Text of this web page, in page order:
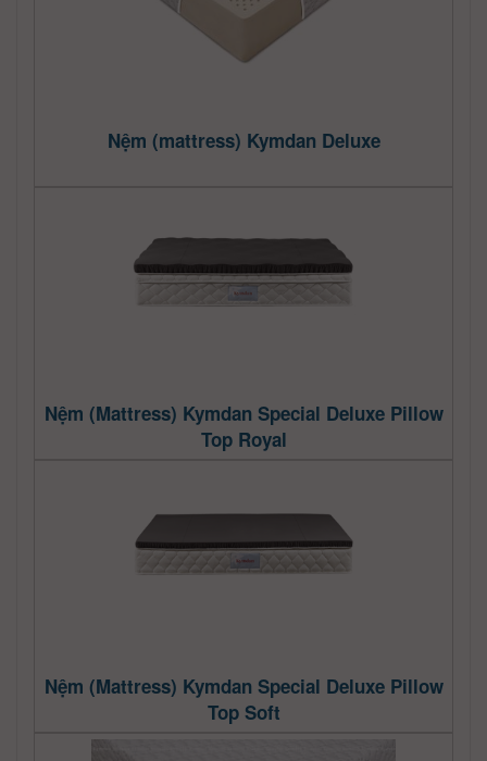
Nệm (mattress) Kymdan Deluxe
Nệm (Mattress) Kymdan Special Deluxe Pillow
Top Royal
Nệm (Mattress) Kymdan Special Deluxe Pillow
Top Soft